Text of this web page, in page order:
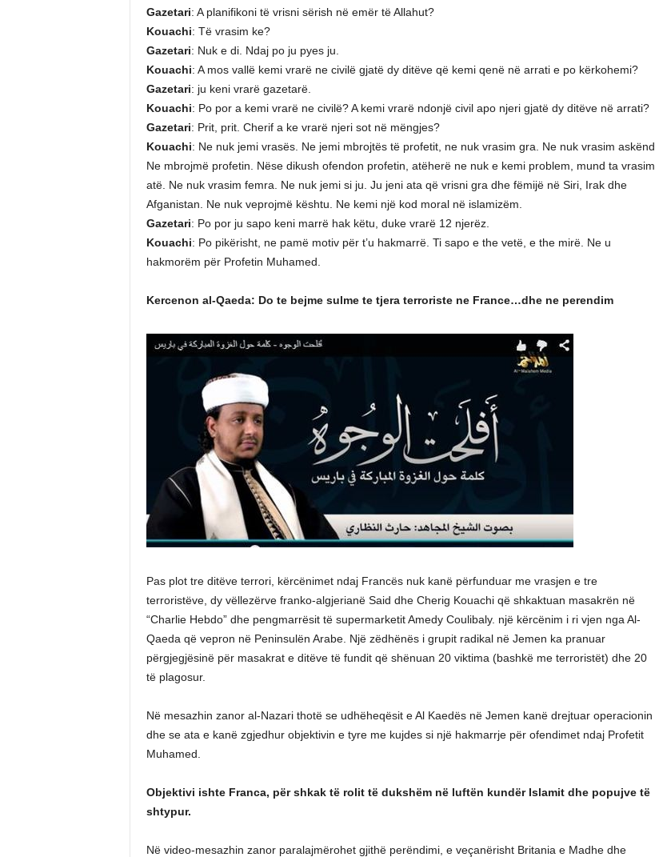
Gazetari: A planifikoni të vrisni sërish në emër të Allahut?
Kouachi: Të vrasim ke?
Gazetari: Nuk e di. Ndaj po ju pyes ju.
Kouachi: A mos vallë kemi vrarë ne civilë gjatë dy ditëve që kemi qenë në arrati e po kërkohemi?
Gazetari: ju keni vrarë gazetarë.
Kouachi: Po por a kemi vrarë ne civilë? A kemi vrarë ndonjë civil apo njeri gjatë dy ditëve në arrati?
Gazetari: Prit, prit. Cherif a ke vrarë njeri sot në mëngjes?
Kouachi: Ne nuk jemi vrasës. Ne jemi mbrojtës të profetit, ne nuk vrasim gra. Ne nuk vrasim askënd.
Ne mbrojmë profetin. Nëse dikush ofendon profetin, atëherë ne nuk e kemi problem, mund ta vrasim
atë. Ne nuk vrasim femra. Ne nuk jemi si ju. Ju jeni ata që vrisni gra dhe fëmijë në Siri, Irak dhe
Afganistan. Ne nuk veprojmë kështu. Ne kemi një kod moral në islamizëm.
Gazetari: Po por ju sapo keni marrë hak këtu, duke vrarë 12 njerëz.
Kouachi: Po pikërisht, ne pamë motiv për t’u hakmarrë. Ti sapo e the vetë, e the mirë. Ne u
hakmorëm për Profetin Muhamed.
Kercenon al-Qaeda: Do te bejme sulme te tjera terroriste ne France…dhe ne perendim
Pas plot tre ditëve terrori, kërcënimet ndaj Francës nuk kanë përfunduar me vrasjen e tre
terroristëve, dy vëllezërve franko-algjerianë Said dhe Cherig Kouachi që shkaktuan masakrën në
“Charlie Hebdo” dhe pengmarrësit të supermarketit Amedy Coulibaly. një kërcënim i ri vjen nga Al-
Qaeda që vepron në Peninsulën Arabe. Një zëdhënës i grupit radikal në Jemen ka pranuar
përgjegjësinë për masakrat e ditëve të fundit që shënuan 20 viktima (bashkë me terroristët) dhe 20
të plagosur.
Në mesazhin zanor al-Nazari thotë se udhëheqësit e Al Kaedës në Jemen kanë drejtuar operacionin
dhe se ata e kanë zgjedhur objektivin e tyre me kujdes si një hakmarrje për ofendimet ndaj Profetit
Muhamed.
Objektivi ishte Franca, për shkak të rolit të dukshëm në luftën kundër Islamit dhe popujve të
shtypur.
Në video-mesazhin zanor paralajmërohet gjithë perëndimi, e veçanërisht Britania e Madhe dhe